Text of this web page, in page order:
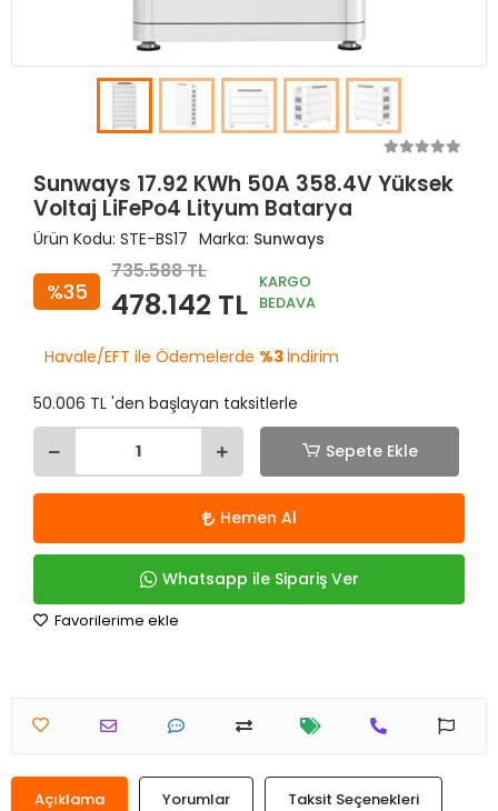
Sunways 17.92 KWh 50A 358.4V Yüksek
Voltaj LiFePo4 Lityum Batarya
Ürün Kodu: STE-BS17 Marka: Sunways
%35
735.588 TL
478.142 TL
KARGO
BEDAVA
Havale/EFT ile Ödemelerde %3 İndirim
50.006 TL 'den başlayan taksitlerle
Sepete Ekle
Hemen Al
Whatsapp ile Sipariş Ver
Favorilerime ekle
Açıklama Yorumlar Taksit Seçenekleri